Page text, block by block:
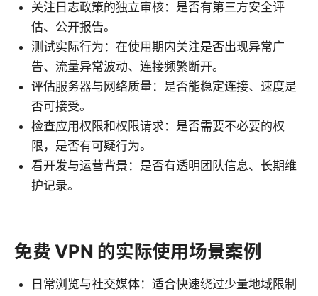
关注日志政策的独立审核：是否有第三方安全评
估、公开报告。
测试实际行为：在使用期内关注是否出现异常广
告、流量异常波动、连接频繁断开。
评估服务器与网络质量：是否能稳定连接、速度是
否可接受。
检查应用权限和权限请求：是否需要不必要的权
限，是否有可疑行为。
看开发与运营背景：是否有透明团队信息、长期维
护记录。
免费 VPN 的实际使用场景案例
日常浏览与社交媒体：适合快速绕过少量地域限制